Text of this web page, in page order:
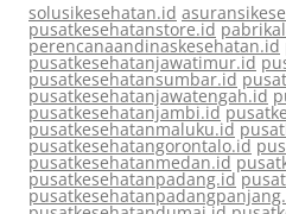
solusikesehatan.id
pusatkesehatanstore.id
perencanaandinaskesehatan.id
pusatkesehatanjawatimur.id
pusatkesehatansumbar.id
pusatkesehatanjawatengah.id
pusatkesehatanjambi.id
pusatkesehatanmaluku.id
pusatkesehatangorontalo.id
pusatkesehatanmedan.id
pusatkesehatanpadang.id